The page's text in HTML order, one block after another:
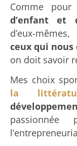
Comme
d’enfant et
d’eux-
ceux qui
on doit savoir
Mes choix
la